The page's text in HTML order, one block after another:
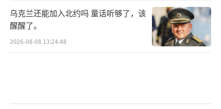
乌克兰还能加入北约吗 童话听够了，该
醒醒了。
2026-08-08 13:24:48